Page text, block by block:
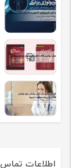
اطلاعات تماس